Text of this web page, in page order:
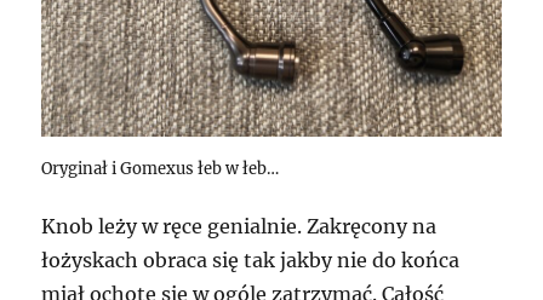
Oryginał i Gomexus łeb w łeb…
Knob leży w ręce genialnie. Zakręcony na
łożyskach obraca się tak jakby nie do końca
miał ochotę się w ogóle zatrzymać. Całość